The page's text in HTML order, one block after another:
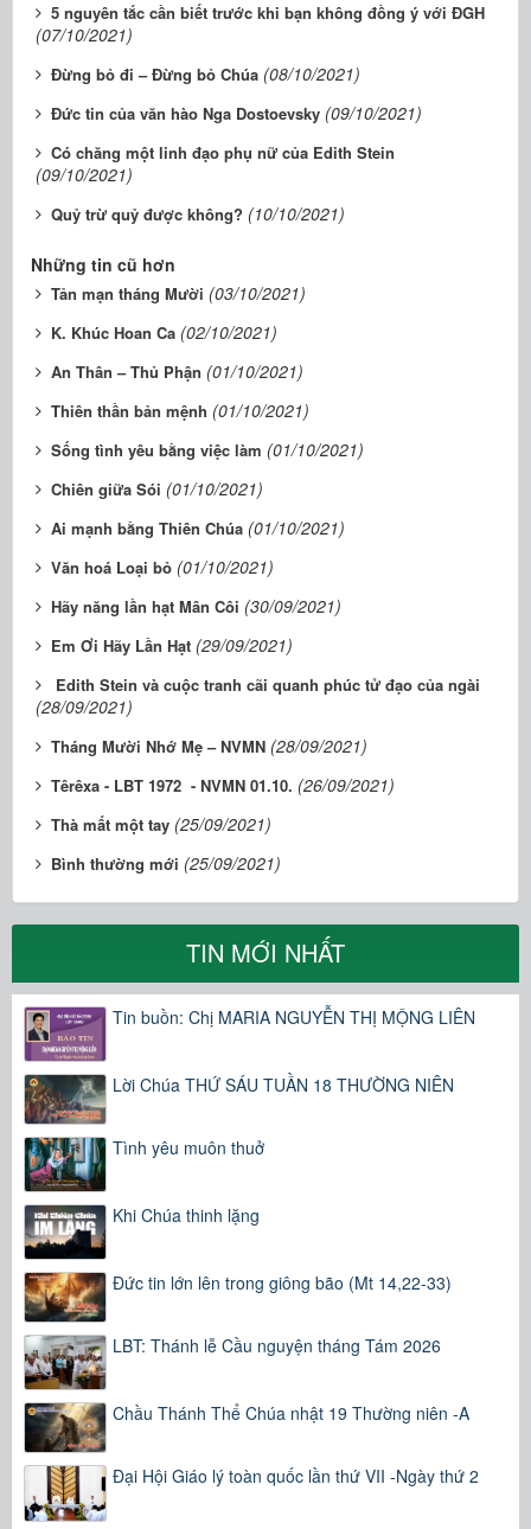
5 nguyên tắc cần biết trước khi bạn không đồng ý với ĐGH
(07/10/2021)
Đừng bỏ đi – Đừng bỏ Chúa (08/10/2021)
Đức tin của văn hào Nga Dostoevsky (09/10/2021)
Có chăng một linh đạo phụ nữ của Edith Stein
(09/10/2021)
Quỷ trừ quỷ được không? (10/10/2021)
Những tin cũ hơn
Tản mạn tháng Mười (03/10/2021)
K. Khúc Hoan Ca (02/10/2021)
An Thân – Thủ Phận (01/10/2021)
Thiên thần bản mệnh (01/10/2021)
Sống tình yêu bằng việc làm (01/10/2021)
Chiên giữa Sói (01/10/2021)
Ai mạnh bằng Thiên Chúa (01/10/2021)
Văn hoá Loại bỏ (01/10/2021)
Hãy năng lần hạt Mân Côi (30/09/2021)
Em Ơi Hãy Lần Hạt (29/09/2021)
Edith Stein và cuộc tranh cãi quanh phúc tử đạo của ngài
(28/09/2021)
Tháng Mười Nhớ Mẹ – NVMN (28/09/2021)
Têrêxa - LBT 1972 - NVMN 01.10. (26/09/2021)
Thà mất một tay (25/09/2021)
Bình thường mới (25/09/2021)
TIN MỚI NHẤT
Tin buồn: Chị MARIA NGUYỄN THỊ MỘNG LIÊN
Lời Chúa THỨ SÁU TUẦN 18 THƯỜNG NIÊN
Tình yêu muôn thuở
Khi Chúa thinh lặng
Đức tin lớn lên trong giông bão (Mt 14,22-33)
LBT: Thánh lễ Cầu nguyện tháng Tám 2026
Chầu Thánh Thể Chúa nhật 19 Thường niên -A
Đại Hội Giáo lý toàn quốc lần thứ VII -Ngày thứ 2